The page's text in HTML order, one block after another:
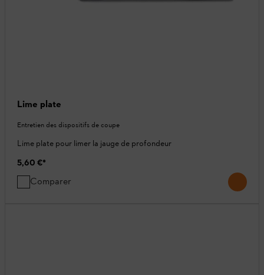
Lime plate
Entretien des dispositifs de coupe
Lime plate pour limer la jauge de profondeur
5,60 €*
Comparer